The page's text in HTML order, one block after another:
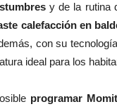
y de la rutina
calefacción en
con su
ideal para los
programar Momit